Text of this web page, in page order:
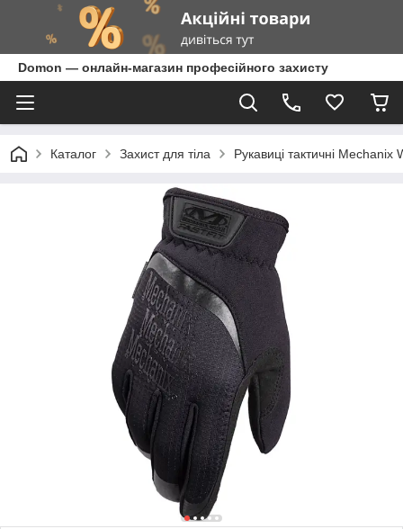
Domon — онлайн-магазин професійного захисту
Каталог Захист для тіла Рукавиці тактичні